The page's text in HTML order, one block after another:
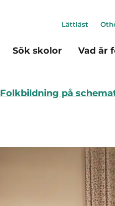
Sök skolor Vad är
Lättläst
Folkbildning på